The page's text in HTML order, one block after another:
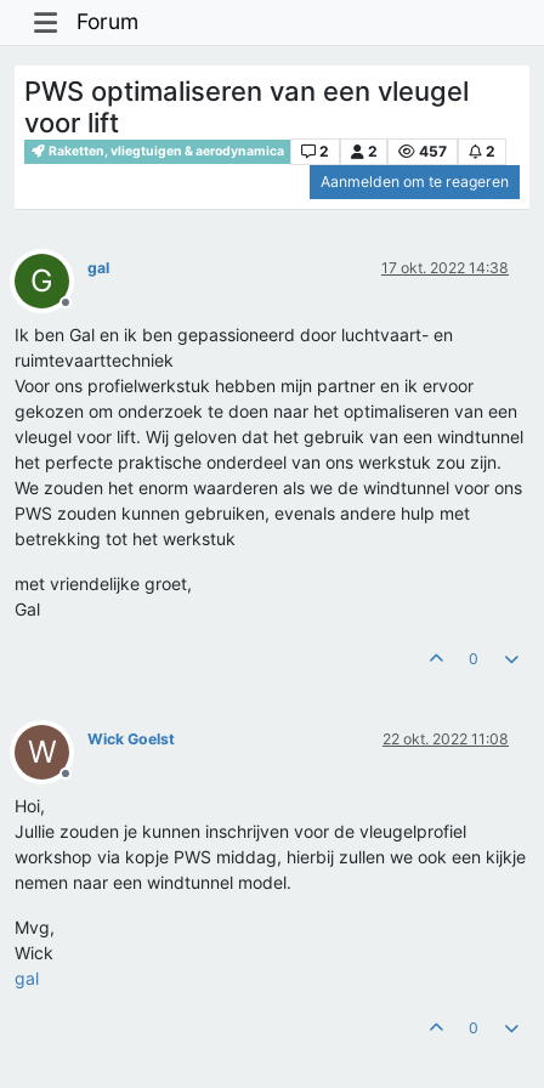
Forum
PWS optimaliseren van een vleugel
voor lift
Raketten, vliegtuigen & aerodynamica 2 2 457
2
Aanmelden om te reageren
G
Offline
gal 17 okt. 2022 14:38
Ik ben Gal en ik ben gepassioneerd door luchtvaart- en
ruimtevaarttechniek
Voor ons profielwerkstuk hebben mijn partner en ik ervoor
gekozen om onderzoek te doen naar het optimaliseren van een
vleugel voor lift. Wij geloven dat het gebruik van een windtunnel
het perfecte praktische onderdeel van ons werkstuk zou zijn.
We zouden het enorm waarderen als we de windtunnel voor ons
PWS zouden kunnen gebruiken, evenals andere hulp met
betrekking tot het werkstuk
met vriendelijke groet,
Gal
0
W
Offline
Wick Goelst 22 okt. 2022 11:08
Hoi,
Jullie zouden je kunnen inschrijven voor de vleugelprofiel
workshop via kopje PWS middag, hierbij zullen we ook een kijkje
nemen naar een windtunnel model.
Mvg,
Wick
gal
0